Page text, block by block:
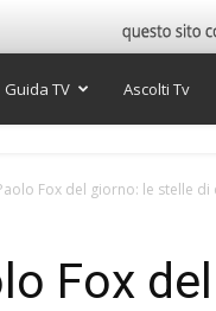
Guida TV Ascolti Tv
Fox del giorno: le stelle
Fox